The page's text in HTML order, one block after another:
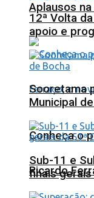
Aplausos
Conheça o
Ricardo
12ª Volta
apoio e
Sooretama
Municipal
Sub-11 e
finais gerais